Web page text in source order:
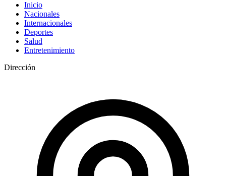
Inicio
Nacionales
Internacionales
Deportes
Salud
Entretenimiento
Dirección